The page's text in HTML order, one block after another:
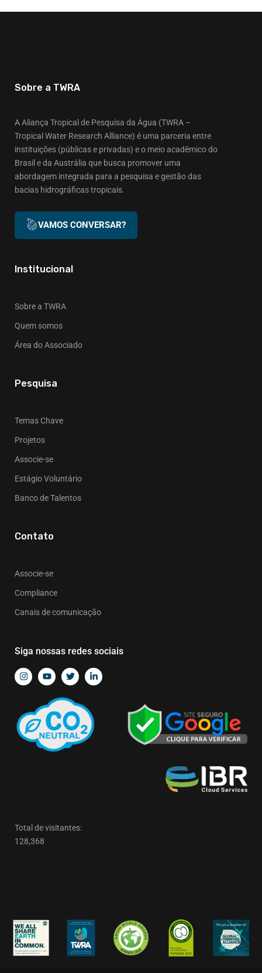
Sobre a TWRA
A Aliança Tropical de Pesquisa da Água (TWRA –
Tropical Water Research Alliance) é uma parceria entre
instituições (públicas e privadas) e o meio acadêmico do
Brasil e da Austrália que busca promover uma
abordagem integrada para a pesquisa e gestão das
bacias hidrográficas tropicais.
VAMOS CONVERSAR?
Institucional
Sobre a TWRA
Quem somos
Área do Associado
Pesquisa
Temas Chave
Projetos
Associe-se
Estágio Voluntário
Banco de Talentos
Contato
Associe-se
Compliance
Canais de comunicação
Siga nossas redes sociais
Total de visitantes:
128,368